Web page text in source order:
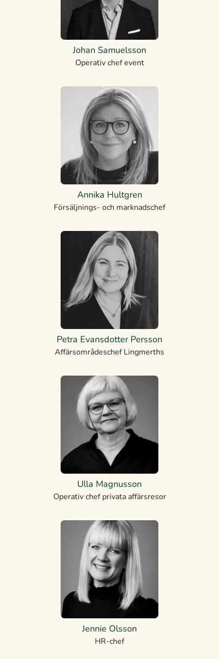
Johan Samuelsson
Operativ chef event
Annika Hultgren
Försäljnings- och marknadschef
Petra Evansdotter Persson
Affärsområdeschef Lingmerths
Ulla Magnusson
Operativ chef privata affärsresor
Jennie Olsson
HR-chef